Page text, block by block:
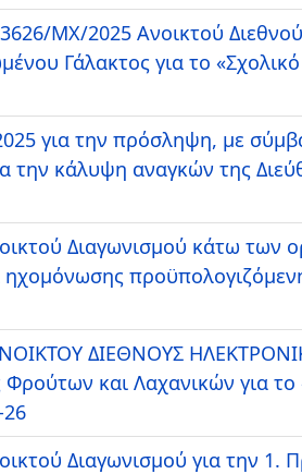
ΜΧ/2025 Ανοικτού
Γάλακτος για το
για την πρόσληψη, με
την κάλυψη αναγκών της
Διαγωνισμού κάτω των
ΔΙΕΘΝΟΥΣ
και Λαχανικών για
Διαγωνισμού για την 1.